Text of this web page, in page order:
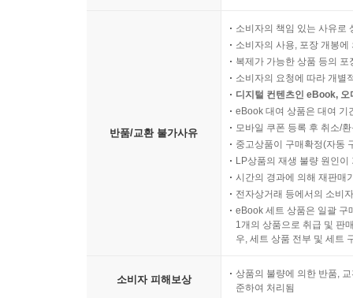
반품/교환 불가사유
소비자의 책임 있는 사유로
소비자의 사용, 포장 개봉
복제가 가능한 상품 등의
소비자의 요청에 따라 개별
디지털 컨텐츠인 eBook,
eBook 대여 상품은 대여 기
모바일 쿠폰 등록 후 취소/
중고상품이 구매확정(자동
LP상품의 재생 불량 원인
시간의 경과에 의해 재판매
전자상거래 등에서의 소비
eBook 세트 상품은 일괄 구
1개의 상품으로 취급 및 판
우, 세트 상품 전부 및 세트
소비자 피해보상
상품의 불량에 의한 반품,
준하여 처리됨